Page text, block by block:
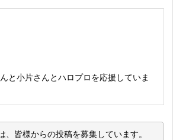
と小片さんとハロプロを応援していま
、皆様からの投稿を募集しています。